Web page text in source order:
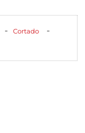
- Cortado -